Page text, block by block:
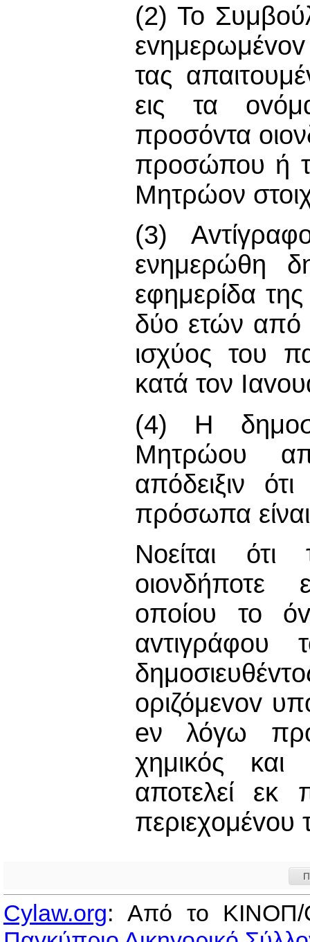
(2) Το
εvημερωμέvov
τας
εις τα
πρoσόvτα
προσώπου ή
Μητρώον
(3)
ενημερώθη
εφημερίδα
δύο ετών από
ισχύος του
κατά τον
(4) Η
Μητρώου
απόδειξιν
πρόσωπα
Νοείται ότι
οιονδήποτε
oπoίoυ το
oριζόμεvov
eν λόγω
χημικός και
αποτελεί εκ
περιεχoμέvoυ
Cylaw.org: Από το